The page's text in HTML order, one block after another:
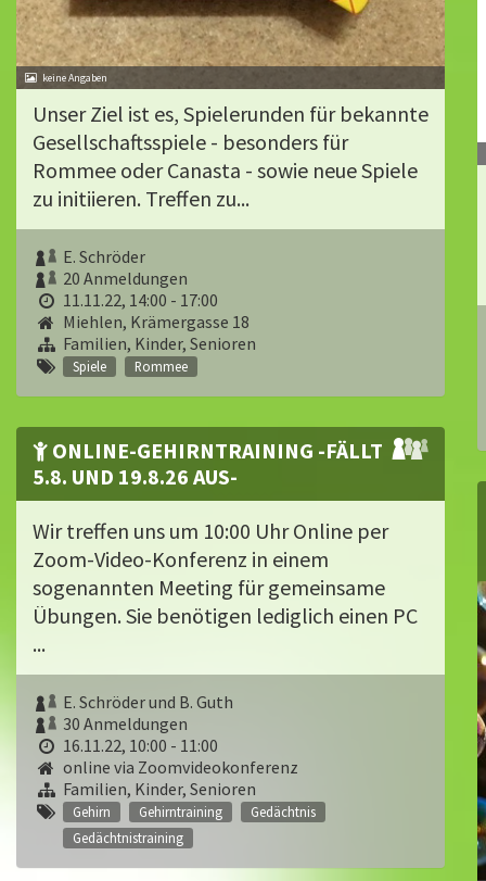
Unser Ziel ist es, Spielerunden für bekannte
Gesell­schaftsspiele - besonders für
Rommee oder Canasta - sowie neue Spiele
zu initiieren. Treffen zu...
E. Schröder
20 Anmeldungen
11.11.22, 14:00 - 17:00
Miehlen, Krämergasse 18
Familien, Kinder, Senioren
Spiele Rommee
ONLINE-GEHIRNTRAINING -FÄLLT
5.8. UND 19.8.26 AUS-
Wir treffen uns um 10:00 Uhr Online per
Zoom-Video-Konferenz in einem
sogenannten Meeting für gemeinsame
Übungen. Sie benötigen lediglich einen PC
...
E. Schröder und B. Guth
30 Anmeldungen
16.11.22, 10:00 - 11:00
online via Zoomvideokonferenz
Familien, Kinder, Senioren
Gehirn Gehirntraining
Gedächtnis
Gedächtnistraining